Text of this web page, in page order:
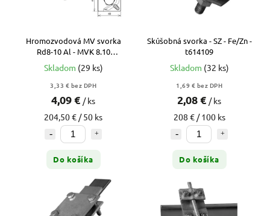
Hromozvodová MV svorka
Rd8-10 Al - MVK 8.10
SKM10X30 AL
Skladom (29 ks)
3,33 € bez DPH
4,09 € / ks
204,50 € / 50 ks
Do košíka
Skúšobná svorka - SZ - Fe/Zn -
t614109
Skladom (32 ks)
1,69 € bez DPH
2,08 € / ks
208 € / 100 ks
Do košíka